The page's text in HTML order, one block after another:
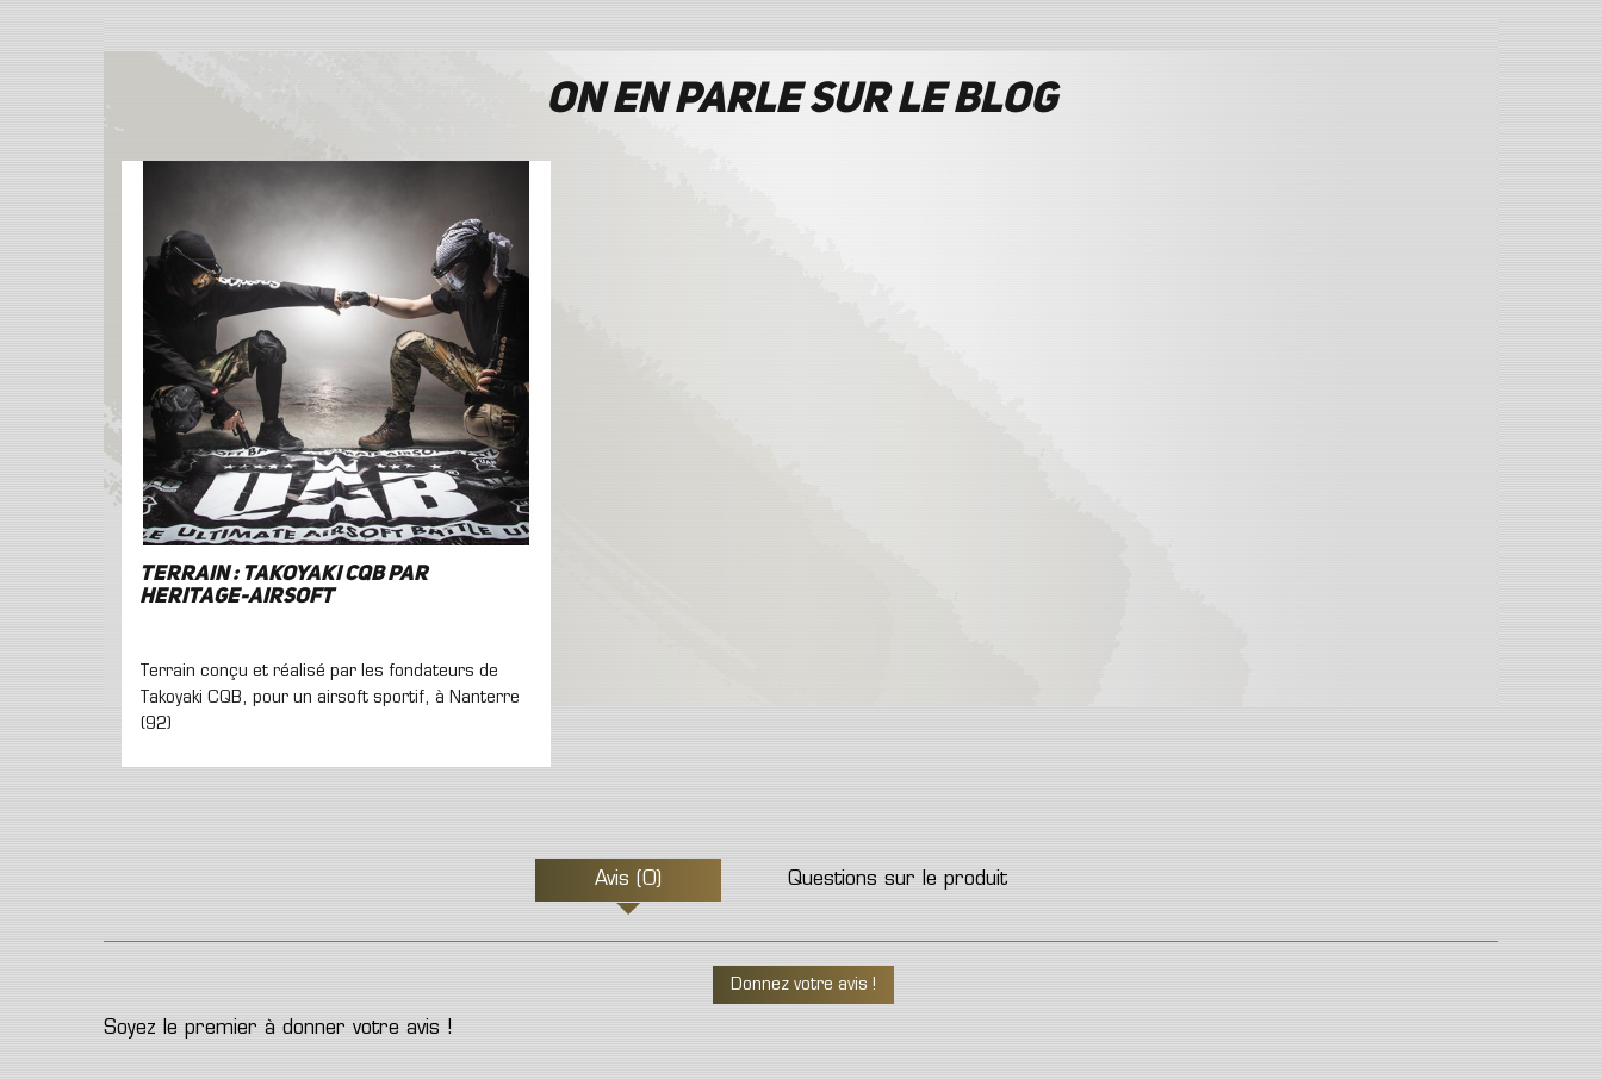
On en parle sur le blog
Terrain : Takoyaki CQB par
Heritage-Airsoft
Terrain conçu et réalisé par les fondateurs de
Takoyaki CQB, pour un airsoft sportif, à Nanterre
(92)
Avis (0) Questions sur le produit
Donnez votre avis !
Soyez le premier à donner votre avis !